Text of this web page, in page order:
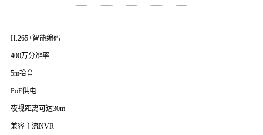
H.265+智能编码
400万分辨率
5m拾音
PoE供电
夜视距离可达30m
兼容主流NVR